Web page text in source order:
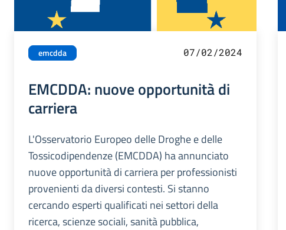
emcdda 07/02/2024
EMCDDA: nuove opportunità di
carriera
L'Osservatorio Europeo delle Droghe e delle
Tossicodipendenze (EMCDDA) ha annunciato
nuove opportunità di carriera per professionisti
provenienti da diversi contesti. Si stanno
cercando esperti qualificati nei settori della
ricerca, scienze sociali, sanità pubblica,